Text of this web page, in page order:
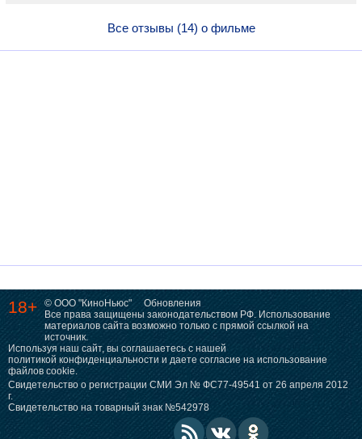
Все отзывы (14) о фильме
18+ © ООО "КиноНьюс"
Обновления
Все права защищены законодательством РФ. Использование
материалов сайта возможно только с прямой ссылкой на
источник.
Используя наш сайт, вы соглашаетесь с нашей
политикой конфиденциальности и даете согласие на использование
файлов cookie.
Свидетельство о регистрации СМИ Эл № ФС77-49541 от 26 апреля 2012
г.
Свидетельство на товарный знак №542978